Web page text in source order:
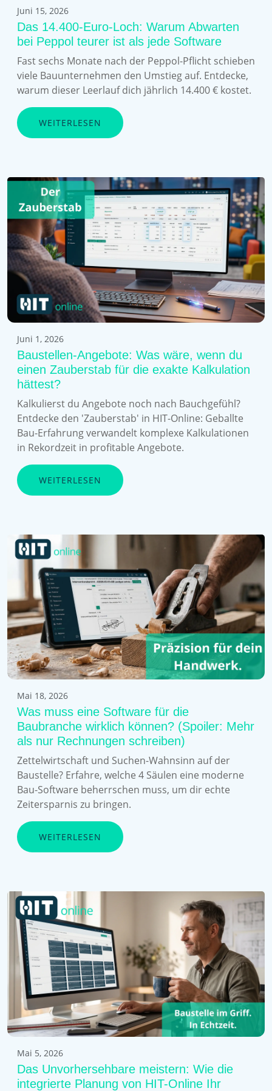
Juni 15, 2026
Das 14.400-Euro-Loch: Warum Abwarten
bei Peppol teurer ist als jede Software
Fast sechs Monate nach der Peppol-Pflicht schieben
viele Bauunternehmen den Umstieg auf. Entdecke,
warum dieser Leerlauf dich jährlich 14.400 € kostet.
WEITERLESEN
Juni 1, 2026
Baustellen-Angebote: Was wäre, wenn du
einen Zauberstab für die exakte Kalkulation
hättest?
Kalkulierst du Angebote noch nach Bauchgefühl?
Entdecke den 'Zauberstab' in HIT-Online: Geballte
Bau-Erfahrung verwandelt komplexe Kalkulationen
in Rekordzeit in profitable Angebote.
WEITERLESEN
Mai 18, 2026
Was muss eine Software für die
Baubranche wirklich können? (Spoiler: Mehr
als nur Rechnungen schreiben)
Zettelwirtschaft und Suchen-Wahnsinn auf der
Baustelle? Erfahre, welche 4 Säulen eine moderne
Bau-Software beherrschen muss, um dir echte
Zeitersparnis zu bringen.
WEITERLESEN
Mai 5, 2026
Das Unvorhersehbare meistern: Wie die
integrierte Planung von HIT-Online Ihr